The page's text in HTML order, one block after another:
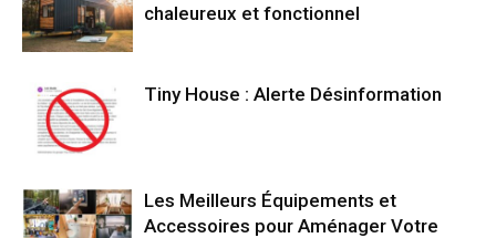
chaleureux et fonctionnel
Tiny House : Alerte Désinformation
Les Meilleurs Équipements et
Accessoires pour Aménager Votre